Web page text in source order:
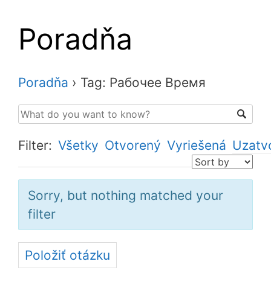
Poradňa
Poradňa › Tag: Рабочее Время
Filter: Všetky Otvorený Vyriešená
Sorry, but nothing matched your
filter
Položiť otázku